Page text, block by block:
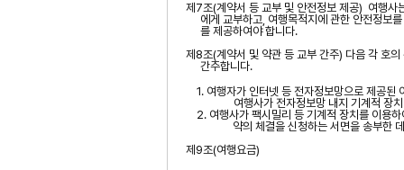
제 7조(계약서 등 교부 및 안전정보 제공) 여행사
에게 교부하고 여행목적지에 관한 안전정보
를 제공하여야 합니다.
제 8조(계약서 및 약관 등 교부 간주) 다음 각 호
간주합니다.
1. 여행자가 인터넷 등 전자정보망으로 제공된
여행사가 전자정보망 내지 기계적 장
2. 여행사가 팩시밀리 등 기계적 장치를 이용
약의 체결을 신청하는 서면을 송부한
제 9조(여행요금)